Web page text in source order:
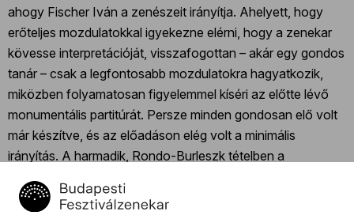
ahogy Fischer Iván a zenészeit irányítja. Ahelyett, hogy
erőteljes mozdulatokkal igyekezne elérni, hogy a zenekar
kövesse interpretációját, visszafogottan – akár egy gondos
tanár – csak a legfontosabb mozdulatokra hagyatkozik,
miközben folyamatosan figyelemmel kíséri az előtte lévő
monumentális partitúrát. Persze minden gondosan elő volt
már készítve, és az előadáson elég volt a minimális
irányítás. A harmadik, Rondo-Burleszk tételben a
szembenálló témákat és érzelmeket hozott létre,